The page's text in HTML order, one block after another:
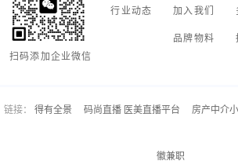
扫码添加企业微信
行业动态 加入我们
品牌物料
链接： 得有全景 码尚直播 医美直播平台 房产中介
徽兼职